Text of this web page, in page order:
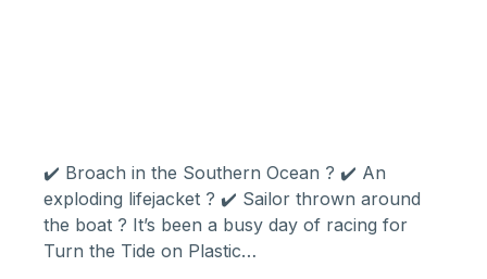
✔️ Broach in the Southern Ocean ? ✔️ An
exploding lifejacket ? ✔️ Sailor thrown around
the boat ? It’s been a busy day of racing for
Turn the Tide on Plastic…